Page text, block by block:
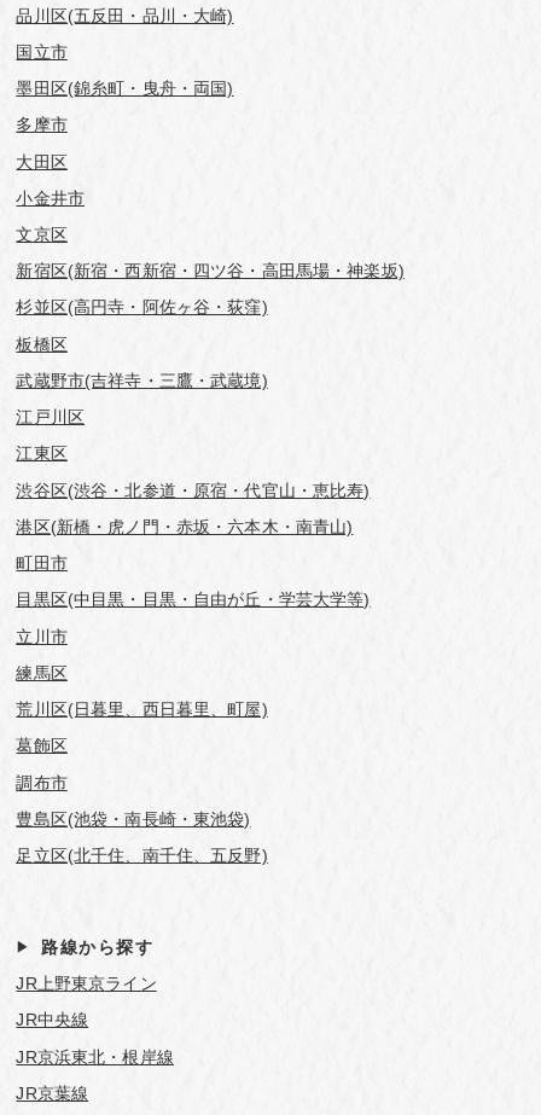
品川区(五反田・品川・大崎)
国立市
墨田区(錦糸町・曳舟・両国)
多摩市
大田区
小金井市
文京区
新宿区(新宿・西新宿・四ツ谷・高田馬場・神楽坂)
杉並区(高円寺・阿佐ヶ谷・荻窪)
板橋区
武蔵野市(吉祥寺・三鷹・武蔵境)
江戸川区
江東区
渋谷区(渋谷・北参道・原宿・代官山・恵比寿)
港区(新橋・虎ノ門・赤坂・六本木・南青山)
町田市
目黒区(中目黒・目黒・自由が丘・学芸⼤学等)
立川市
練馬区
荒川区(日暮里、西日暮里、町屋)
葛飾区
調布市
豊島区(池袋・南長崎・東池袋)
足立区(北千住、南千住、五反野)
路線から探す
JR上野東京ライン
JR中央線
JR京浜東北・根岸線
JR京葉線